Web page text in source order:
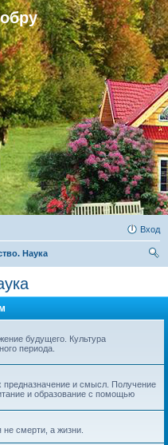
Вход
Наука
будущего. Культура
периода.
предназначение и смысл. Получение
и образование с помощью
смерти, а жизни.